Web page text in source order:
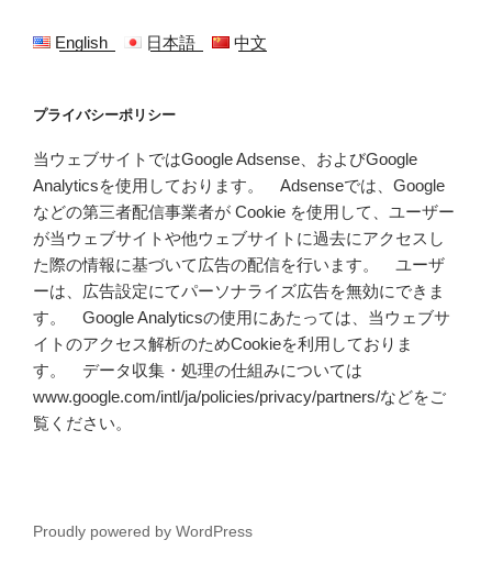
English 日本語 中文
プライバシーポリシー
当ウェブサイトではGoogle Adsense、およびGoogle
Analyticsを使用しております。 Adsenseでは、Google
などの第三者配信事業者が Cookie を使用して、ユーザー
が当ウェブサイトや他ウェブサイトに過去にアクセスし
た際の情報に基づいて広告の配信を行います。 ユーザ
ーは、広告設定にてパーソナライズ広告を無効にできま
す。 Google Analyticsの使用にあたっては、当ウェブサ
イトのアクセス解析のためCookieを利用しておりま
す。 データ収集・処理の仕組みについては
www.google.com/intl/ja/policies/privacy/partners/などをご
覧ください。
Proudly powered by WordPress